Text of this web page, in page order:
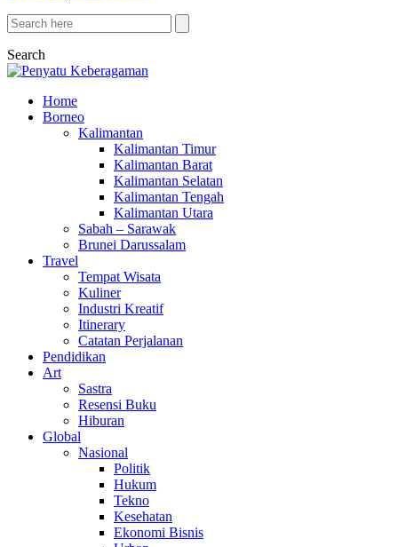
Search
Home
Borneo
Kalimantan
Kalimantan Timur
Kalimantan Barat
Kalimantan Selatan
Kalimantan Tengah
Kalimantan Utara
Sabah – Sarawak
Brunei Darussalam
Travel
Tempat Wisata
Kuliner
Industri Kreatif
Itinerary
Catatan Perjalanan
Pendidikan
Art
Sastra
Resensi Buku
Hiburan
Global
Nasional
Politik
Hukum
Tekno
Kesehatan
Ekonomi Bisnis